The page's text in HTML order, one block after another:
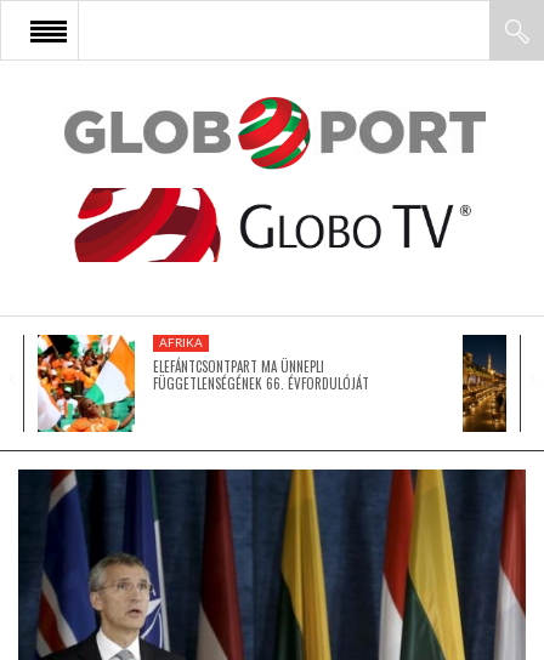
FŐOLDAL
AFRIKA
ÁZSIA
LATIN-AMERIKA
KÖZEL-KELET
AFRIKA
ELEFÁNTCSONTPART MA ÜNNEPLI
FÜGGETLENSÉGÉNEK 66. ÉVFORDULÓJÁT